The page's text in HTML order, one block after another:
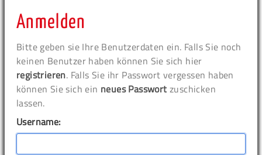
Anmelden
Bitte geben sie Ihre Benutzerdaten ein. Falls Sie noch
keinen Benutzer haben können Sie sich hier
registrieren. Falls Sie ihr Passwort vergessen haben
können Sie sich ein neues Passwort zuschicken
lassen.
Username: